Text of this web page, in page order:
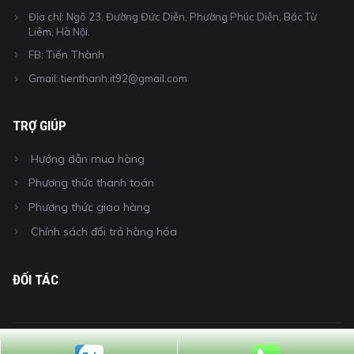
Địa chỉ: Ngõ 23, Đường Đức Diễn, Phường Phúc Diễn, Bắc Từ
Liêm, Hà Nội.
FB: Tiến Thành
Gmail: tienthanh.it92@gmail.com
TRỢ GIÚP
Hướng dẫn mua hàng
Phương thức thanh toán
Phương thức giao hàng
Chính sách đổi trả hàng hóa
ĐỐI TÁC